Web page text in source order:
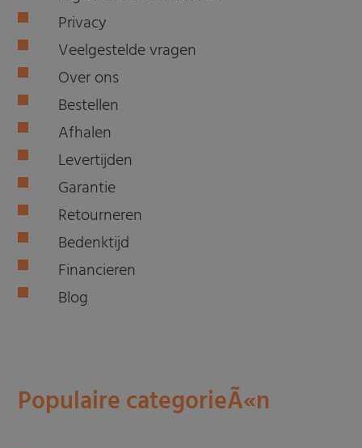
Privacy
Veelgestelde vragen
Over ons
Bestellen
Afhalen
Levertijden
Garantie
Retourneren
Bedenktijd
Financieren
Blog
Populaire categorieÃ«n